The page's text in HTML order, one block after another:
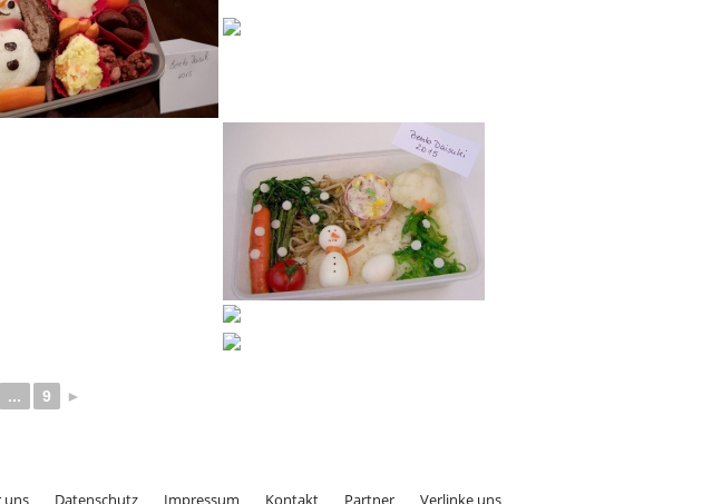
... 9 ►
uns Datenschutz Impressum Kontakt Partner Verlinke uns